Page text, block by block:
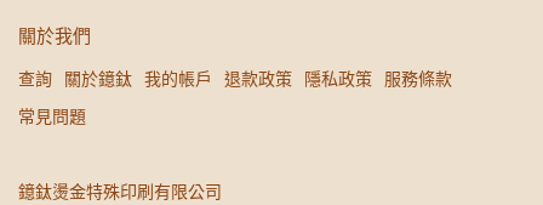
關於我們
查詢 關於鐿鈦 我的帳戶 退款政策 隱私政策
服務條款
常見問題
鐿鈦燙金特殊印刷有限公司